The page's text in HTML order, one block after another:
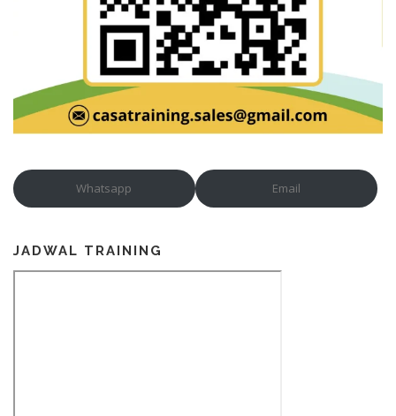
Whatsapp Email
JADWAL TRAINING